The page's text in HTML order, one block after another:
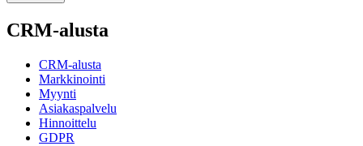
CRM-alusta
CRM-alusta
Markkinointi
Myynti
Asiakaspalvelu
Hinnoittelu
GDPR